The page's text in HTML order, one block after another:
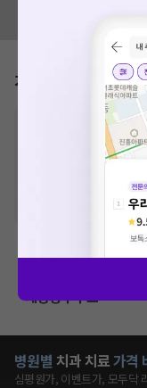
가격표
비급여 항목의 경우,
추
한 가격은 해당 의료기관
급여 항목의 경우,건강
격입니다. (진료와 연관
산정될 수 있는 점 참고 바
※ 이벤트가, 할인가는
치과치료
제증명수수료
병원별 치과 치료가격
심평원가, 이벤트가, 모두닥